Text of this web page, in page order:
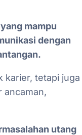
mampu
dengan
karier, tetapi juga
ancaman,
utang